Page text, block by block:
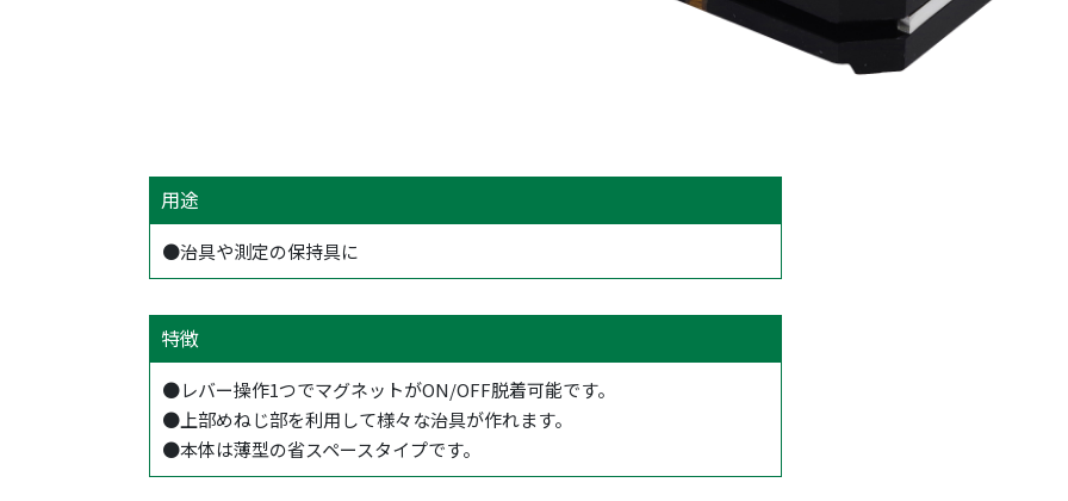
用途
●治具や測定の保持具に
特徴
●レバー操作1つでマグネットがON/OFF脱着可能です。
●上部めねじ部を利用して様々な治具が作れます。
●本体は薄型の省スペースタイプです。